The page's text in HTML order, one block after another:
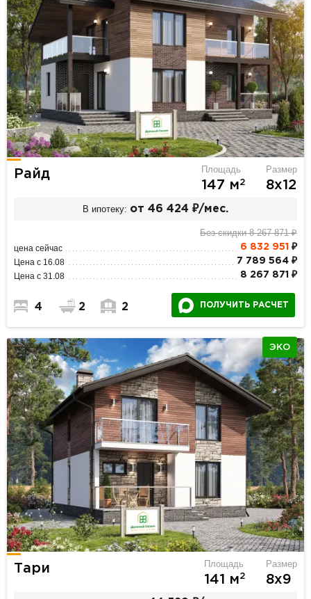
Райд Площадь
147 м2
Размер
8х12
В ипотеку: от 46 424 ₽/мес.
Без скидки 8 267 871 ₽
цена сейчас 6 832 951 ₽
Цена с 16.08 7 789 564 ₽
Цена с 31.08 8 267 871 ₽
4 2 2 ПОЛУЧИТЬ РАСЧЕТ
ЭКО
Тари Площадь
141 м2
Размер
8х9